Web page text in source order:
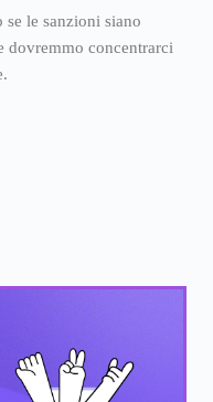
se le sanzioni siano
dovremmo concentrarci